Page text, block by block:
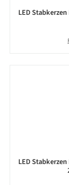
LED
LED